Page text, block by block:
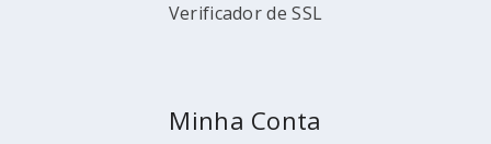
Verificador de SSL
Minha Conta